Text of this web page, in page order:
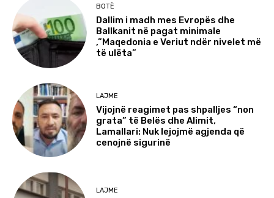
BOTË
Dallim i madh mes Evropës dhe
Ballkanit në pagat minimale
,”Maqedonia e Veriut ndër nivelet më
të ulëta”
LAJME
Vijojnë reagimet pas shpalljes “non
grata” të Belës dhe Alimit,
Lamallari: Nuk lejojmë agjenda që
cenojnë sigurinë
LAJME